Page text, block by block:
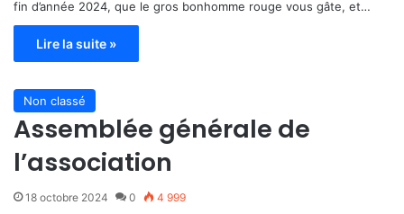
fin d’année 2024, que le gros bonhomme rouge vous gâte, et…
Lire la suite »
Non classé
Assemblée générale de
l’association
18 octobre 2024 0 4 999